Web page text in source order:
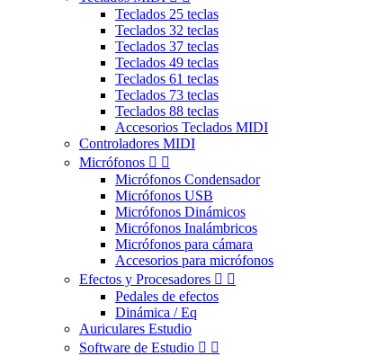
Teclados 25 teclas
Teclados 32 teclas
Teclados 37 teclas
Teclados 49 teclas
Teclados 61 teclas
Teclados 73 teclas
Teclados 88 teclas
Accesorios Teclados MIDI
Controladores MIDI
Micrófonos  
Micrófonos Condensador
Micrófonos USB
Micrófonos Dinámicos
Micrófonos Inalámbricos
Micrófonos para cámara
Accesorios para micrófonos
Efectos y Procesadores  
Pedales de efectos
Dinámica / Eq
Auriculares Estudio
Software de Estudio  